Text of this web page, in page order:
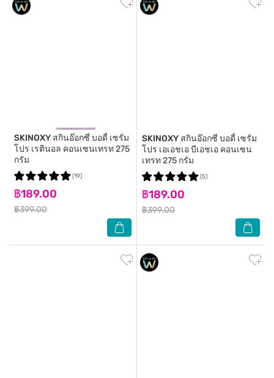
SKINOXY สกินอ๊อกซี่ บอดี้ เซรั่ม
โปร เรตินอล คอนเซนเทรท 275
กรัม
฿189.00
฿399.00
(19)
SKINOXY สกินอ๊อกซี่ บอดี้ เซรั่ม
โปร เอเอชเอ บีเอชเอ คอนเซน
เทรท 275 กรัม
฿189.00
฿399.00
(5)